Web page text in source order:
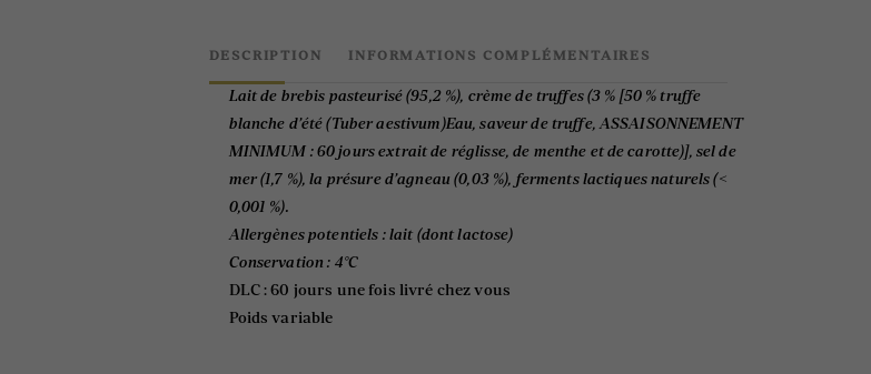
DESCRIPTION INFORMATIONS COMPLÉMENTAIRES
Lait de brebis pasteurisé (95,2 %), crème de truffes (3 % [50 % truffe
blanche d’été (Tuber aestivum)Eau, saveur de truffe, ASSAISONNEMENT
MINIMUM : 60 jours extrait de réglisse, de menthe et de carotte)], sel de
mer (1,7 %), la présure d’agneau (0,03 %), ferments lactiques naturels (<
0,001 %).
Allergènes potentiels : lait (dont lactose)
Conservation : 4°C
DLC : 60 jours une fois livré chez vous
Poids variable